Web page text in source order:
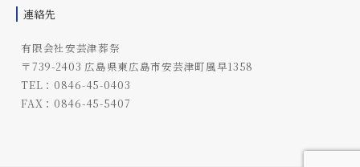
連絡先
有限会社安芸津葬祭
〒739-2403 広島県東広島市安芸津町風早1358
TEL：0846-45-0403
FAX：0846-45-5407